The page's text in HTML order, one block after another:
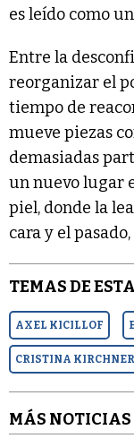
es leído como
Entre la
reorganizar el
tiempo de
mueve piezas
demasiadas
un nuevo lugar
piel, donde la
cara y el
TEMAS DE
AXEL KICILLOF
CRISTINA KIRCHNER
MÁS NOTICIAS